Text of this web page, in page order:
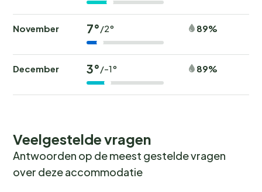
November 7°/2° 89%
December 3°/-1° 89%
Veelgestelde vragen
Antwoorden op de meest gestelde vragen
over deze accommodatie